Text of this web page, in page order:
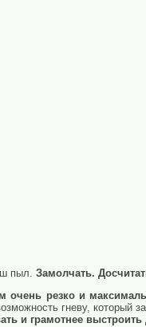
пыл. Замолчать.
очень резко и
гневу, который
и грамотнее выстроить